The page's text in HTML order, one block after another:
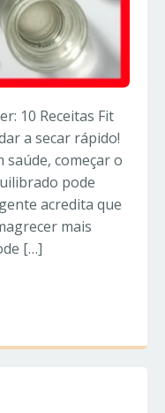
10 Receitas Fit
a secar rápido!
saúde, começar o
pode
acredita que
mais
[…]